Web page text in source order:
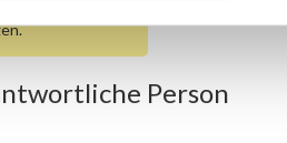
Person